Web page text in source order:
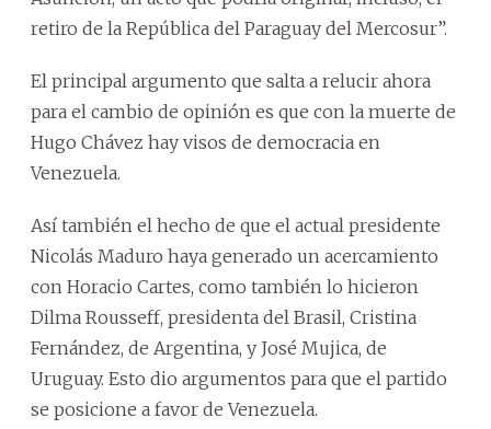
retiro de la República del Paraguay del Mercosur”.
El principal argumento que salta a relucir ahora
para el cambio de opinión es que con la muerte de
Hugo Chávez hay visos de democracia en
Venezuela.
Así también el hecho de que el actual presidente
Nicolás Maduro haya generado un acercamiento
con Horacio Cartes, como también lo hicieron
Dilma Rousseff, presidenta del Brasil, Cristina
Fernández, de Argentina, y José Mujica, de
Uruguay. Esto dio argumentos para que el partido
se posicione a favor de Venezuela.